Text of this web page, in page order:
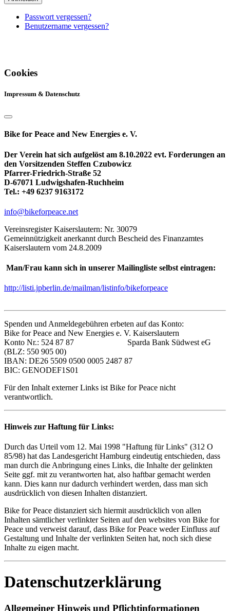
Passwort vergessen?
Benutzername vergessen?
Cookies
Impressum & Datenschutz
Bike for Peace and New Energies e. V.
Der Verein hat sich aufgelöst am 8.10.2022 evt. Forderungen an
den Vorsitzenden Steffen Czubowicz
Pfarrer-Friedrich-Straße 52
D-67071 Ludwigshafen-Ruchheim
Tel.: +49 6237 9163172
info@bikeforpeace.net
Vereinsregister Kaiserslautern: Nr. 30079
Gemeinnützigkeit anerkannt durch Bescheid des Finanzamtes
Kaiserslautern vom 24.8.2009
Man/Frau kann sich in unserer Mailingliste selbst eintragen:
http://listi.jpberlin.de/mailman/listinfo/bikeforpeace
Spenden und Anmeldegebühren erbeten auf das Konto:
Bike for Peace and New Energies e. V. Kaiserslautern
Konto Nr.: 524 87 87 Sparda Bank Südwest eG
(BLZ: 550 905 00)
IBAN: DE26 5509 0500 0005 2487 87
BIC: GENODEF1S01
Für den Inhalt externer Links ist Bike for Peace nicht
verantwortlich.
Hinweis zur Haftung für Links:
Durch das Urteil vom 12. Mai 1998 "Haftung für Links" (312 O
85/98) hat das Landesgericht Hamburg eindeutig entschieden, dass
man durch die Anbringung eines Links, die Inhalte der gelinkten
Seite ggf. mit zu verantworten hat, also haftbar gemacht werden
kann. Dies kann nur dadurch verhindert werden, dass man sich
ausdrücklich von diesen Inhalten distanziert.
Bike for Peace distanziert sich hiermit ausdrücklich von allen
Inhalten sämtlicher verlinkter Seiten auf den websites von Bike for
Peace und verweist darauf, dass Bike for Peace weder Einfluss auf
Gestaltung und Inhalte der verlinkten Seiten hat, noch sich diese
Inhalte zu eigen macht.
Datenschutzerklärung
Allgemeiner Hinweis und Pflichtinformationen